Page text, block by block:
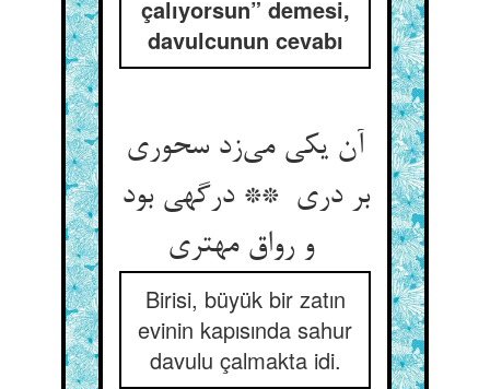
çalıyorsun” demesi,
davulcunun cevabı
آن یکی می‌زد سحوری
بر دری ** درگهی بود
و رواق مهتری
Birisi, büyük bir zatın
evinin kapısında sahur
davulu çalmakta idi.